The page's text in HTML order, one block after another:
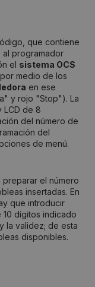
que contiene
al programador
el sistema OCS
medio de los
en ese
y rojo "Stop"). La
LCD de 8
del número de
del
de menú.
el número
insertadas. En
que introducir
dígitos indicado
la validez; de esta
disponibles.